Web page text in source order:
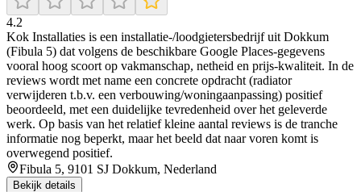
4.2
Kok Installaties is een installatie-/loodgietersbedrijf uit Dokkum
(Fibula 5) dat volgens de beschikbare Google Places-gegevens
vooral hoog scoort op vakmanschap, netheid en prijs-kwaliteit. In de
reviews wordt met name een concrete opdracht (radiator
verwijderen t.b.v. een verbouwing/woningaanpassing) positief
beoordeeld, met een duidelijke tevredenheid over het geleverde
werk. Op basis van het relatief kleine aantal reviews is de tranche
informatie nog beperkt, maar het beeld dat naar voren komt is
overwegend positief.
Fibula 5, 9101 SJ Dokkum, Nederland
Bekijk details